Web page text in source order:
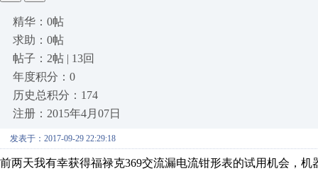
精华：0帖
求助：0帖
帖子：2帖 | 13回
年度积分：0
历史总积分：174
注册：2015年4月07日
发表于：2017-09-29 22:29:18
前两天我有幸获得福禄克369交流漏电流钳形表的试用机会，